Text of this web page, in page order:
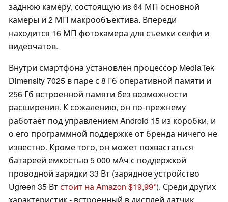
заднюю камеру, состоящую из 64 МП основной
камеры и 2 МП макрообъектива. Впереди
находится 16 МП фотокамера для съемки селфи и
видеочатов.
Внутри смартфона установлен процессор MediaTek
Dimensity 7025 в паре с 8 Гб оперативной памяти и
256 Гб встроенной памяти без возможности
расширения. К сожалению, он по-прежнему
работает под управлением Android 15 из коробки, и
о его программной поддержке от бренда ничего не
известно. Кроме того, он может похвастаться
батареей емкостью 5 000 мАч с поддержкой
проводной зарядки 33 Вт (зарядное устройство
Ugreen 35 Втстоит на Amazon $19,99 ). Среди других